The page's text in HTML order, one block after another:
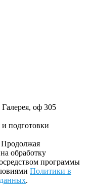
оф 305
подготовки
Продолжая
обработку
программы
Политики в
.